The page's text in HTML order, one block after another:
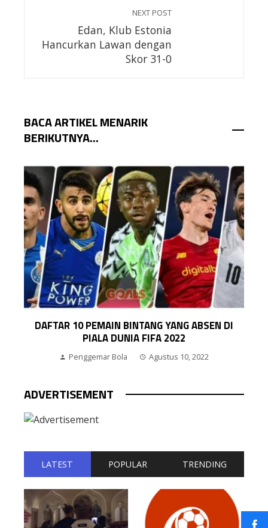
NEXT POST
Edan, Klub Estonia
Hancurkan Lawan dengan
Skor 31-0
BACA ARTIKEL MENARIK
BERIKUTNYA...
BEK TIMNAS JERMAN TERTARIK MAIN DI LIGA
INGGRIS
Penggemar Bola Juni 22, 2016
ADVERTISEMENT
LATEST POPULAR TRENDING